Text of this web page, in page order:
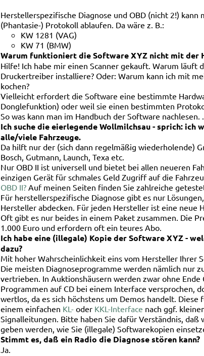
Herstellerspezifische Diagnose und OBD (nicht 2!) kann
(Phantasie-) Protokoll ablaufen. Da wäre z. B.:
KW 1281 (VAG)
KW 71 (BMW)
Warum funktioniert die Software XYZ nicht mit der
Hilfe! Ich habe mir einen Scanner gekauft. Warum läuft
Druckertreiber installiere? Oder: Warum kann ich mit
kochen?
Vielleicht erfordert die Software eine bestimmte
Donglefunktion) oder weil sie einen bestimmten
So was kann man im Handbuch der Software nachlesen. .
Ich suche die eierlegende Wollmilchsau - sprich: ich
alle/viele Fahrzeuge.
Da hilft nur der (sich dann regelmäßig wiederholende)
Bosch, Gutmann, Launch, Texa etc.
Nur OBD II ist universell und bietet bei allen neueren
einzigen Gerät für schmales Geld Zugriff auf die
OBD II? Auf meinen Seiten finden Sie zahlreiche
Für herstellerspezifische Diagnose gibt es nur
Hersteller abdecken. Für jeden Hersteller ist eine neue
Oft gibt es nur beides in einem Paket zusammen. Die
1.000 Euro und erfordern oft ein teures Abo.
Ich habe eine (illegale) Kopie der Software XYZ -
dazu?
Mit hoher Wahrscheinlichkeit eins vom Hersteller Ihrer
Die meisten Diagnoseprogramme werden nämlich nur
vertrieben. In Auktionshäusern werden zwar ohne Ende
Programmen auf CD bei einem Interface versprochen,
wertlos, da es sich höchstens um Demos handelt.
einem einfachen KL- oder KKL-Interface nach ggf.
Signalleitungen. Bitte haben Sie dafür Verständnis, daß
geben werden, wie Sie (illegale) Softwarekopien
Stimmt es, daß ein Radio die Diagnose stören kann?
Ja.